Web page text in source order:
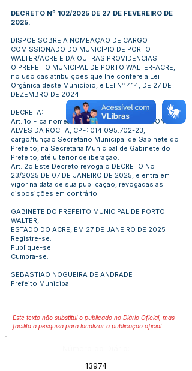
DECRETO Nº 102/2025 DE 27 DE FEVEREIRO DE
2025.
DISPÕE SOBRE A NOMEAÇÃO DE CARGO
COMISSIONADO DO MUNICÍPIO DE PORTO
WALTER/ACRE E DÁ OUTRAS PROVIDÊNCIAS.
O PREFEITO MUNICIPAL DE PORTO WALTER-ACRE,
no uso das atribuições que lhe confere a Lei
Orgânica deste Município, e LEI N° 414, DE 27 DE
DEZEMBRO DE 2024.
DECRETA:
Art. 1o Fica nomeado (a) o senhor (a) MACSON
ALVES DA ROCHA, CPF: 014.095.702-23,
cargo/função Secretário Municipal de Gabinete do
Prefeito, na Secretaria Municipal de Gabinete do
Prefeito, até ulterior deliberação.
Art. 2o Este Decreto revoga o DECRETO No
23/2025 DE 07 DE JANEIRO DE 2025, e entra em
vigor na data de sua publicação, revogadas as
disposições em contrário.
GABINETE DO PREFEITO MUNICIPAL DE PORTO
WALTER,
ESTADO DO ACRE, EM 27 DE JANEIRO DE 2025
Registre-se.
Publique-se.
Cumpra-se.
SEBASTIÃO NOGUEIRA DE ANDRADE
Prefeito Municipal
Este texto não substitui o publicado no Diário Oficial, mas
facilita a pesquisa para localizar a publicação oficial.
13974